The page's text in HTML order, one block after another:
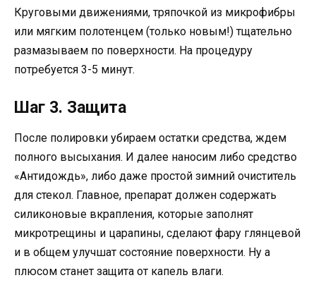
Круговыми движениями, тряпочкой из микрофибры
или мягким полотенцем (только новым!) тщательно
размазываем по поверхности. На процедуру
потребуется 3-5 минут.
Шаг 3. Защита
После полировки убираем остатки средства, ждем
полного высыхания. И далее наносим либо средство
«Антидождь», либо даже простой зимний очиститель
для стекол. Главное, препарат должен содержать
силиконовые вкрапления, которые заполнят
микротрещины и царапины, сделают фару глянцевой
и в общем улучшат состояние поверхности. Ну а
плюсом станет защита от капель влаги.